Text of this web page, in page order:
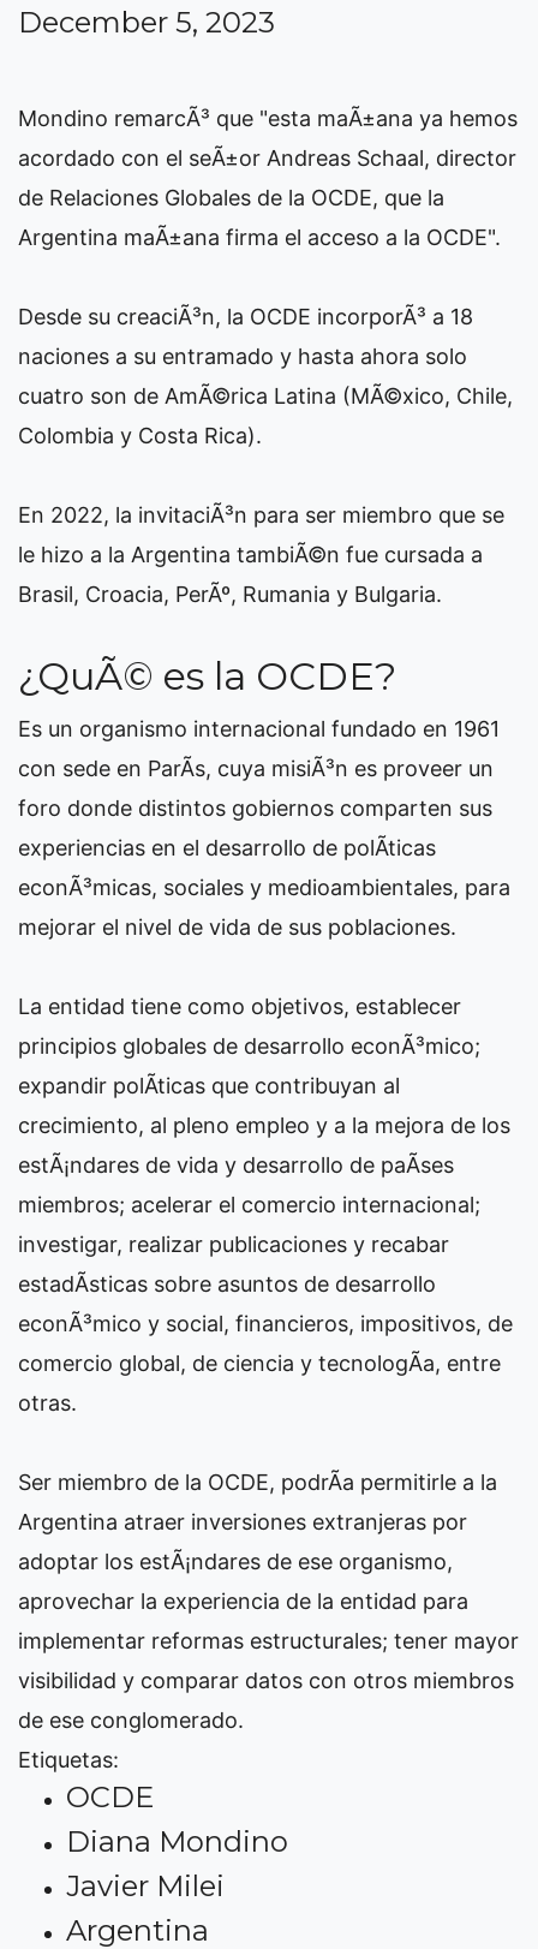
December 5, 2023
Mondino remarcÃ³ que "esta maÃ±ana ya hemos
acordado con el seÃ±or Andreas Schaal, director
de Relaciones Globales de la OCDE, que la
Argentina maÃ±ana firma el acceso a la OCDE".
Desde su creaciÃ³n, la OCDE incorporÃ³ a 18
naciones a su entramado y hasta ahora solo
cuatro son de AmÃ©rica Latina (MÃ©xico, Chile,
Colombia y Costa Rica).
En 2022, la invitaciÃ³n para ser miembro que se
le hizo a la Argentina tambiÃ©n fue cursada a
Brasil, Croacia, PerÃº, Rumania y Bulgaria.
¿QuÃ© es la OCDE?
Es un organismo internacional fundado en 1961
con sede en ParÃ­s, cuya misiÃ³n es proveer un
foro donde distintos gobiernos comparten sus
experiencias en el desarrollo de polÃ­ticas
econÃ³micas, sociales y medioambientales, para
mejorar el nivel de vida de sus poblaciones.
La entidad tiene como objetivos, establecer
principios globales de desarrollo econÃ³mico;
expandir polÃ­ticas que contribuyan al
crecimiento, al pleno empleo y a la mejora de los
estÃ¡ndares de vida y desarrollo de paÃ­ses
miembros; acelerar el comercio internacional;
investigar, realizar publicaciones y recabar
estadÃ­sticas sobre asuntos de desarrollo
econÃ³mico y social, financieros, impositivos, de
comercio global, de ciencia y tecnologÃ­a, entre
otras.
Ser miembro de la OCDE, podrÃ­a permitirle a la
Argentina atraer inversiones extranjeras por
adoptar los estÃ¡ndares de ese organismo,
aprovechar la experiencia de la entidad para
implementar reformas estructurales; tener mayor
visibilidad y comparar datos con otros miembros
de ese conglomerado.
Etiquetas:
OCDE
Diana Mondino
Javier Milei
Argentina